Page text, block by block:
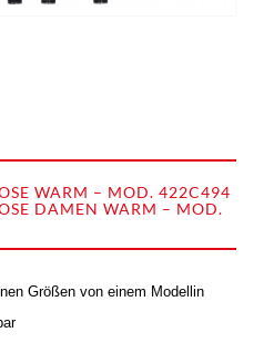
WARM – MOD. 422C494
DAMEN WARM – MOD.
Größen von einem Modellin